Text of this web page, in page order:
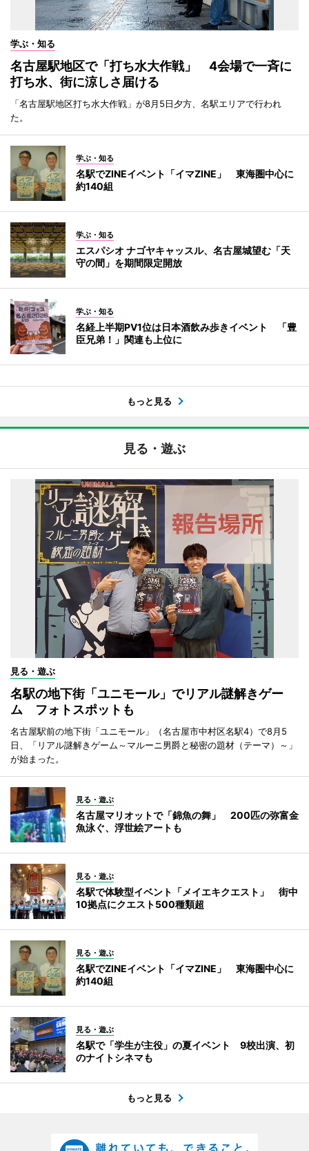
学ぶ・知る
名古屋駅地区で「打ち水大作戦」 4会場で一斉に
打ち水、街に涼しさ届ける
「名古屋駅地区打ち水大作戦」が8月5日夕方、名駅エリアで行われ
た。
学ぶ・知る
名駅でZINEイベント「イマZINE」 東海圏中心に
約140組
学ぶ・知る
エスパシオ ナゴヤキャッスル、名古屋城望む「天
守の間」を期間限定開放
学ぶ・知る
名経上半期PV1位は日本酒飲み歩きイベント 「豊
臣兄弟！」関連も上位に
もっと見る
見る・遊ぶ
見る・遊ぶ
名駅の地下街「ユニモール」でリアル謎解きゲー
ム フォトスポットも
名古屋駅前の地下街「ユニモール」（名古屋市中村区名駅4）で8月5
日、「リアル謎解きゲーム～マルーニ男爵と秘密の題材（テーマ）～」
が始まった。
見る・遊ぶ
名古屋マリオットで「錦魚の舞」 200匹の弥富金
魚泳ぐ、浮世絵アートも
見る・遊ぶ
名駅で体験型イベント「メイエキクエスト」 街中
10拠点にクエスト500種類超
見る・遊ぶ
名駅でZINEイベント「イマZINE」 東海圏中心に
約140組
見る・遊ぶ
名駅で「学生が主役」の夏イベント 9校出演、初
のナイトシネマも
もっと見る